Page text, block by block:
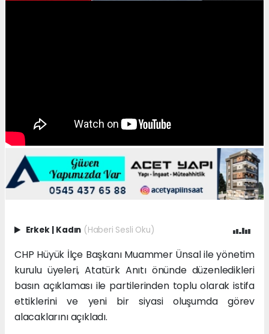
Erkek | Kadın (Haberi Sesli Oku)
CHP Hüyük İlçe Başkanı Muammer Ünsal ile yönetim
kurulu üyeleri, Atatürk Anıtı önünde düzenledikleri
basın açıklaması ile partilerinden toplu olarak istifa
ettiklerini ve yeni bir siyasi oluşumda görev
alacaklarını açıkladı.